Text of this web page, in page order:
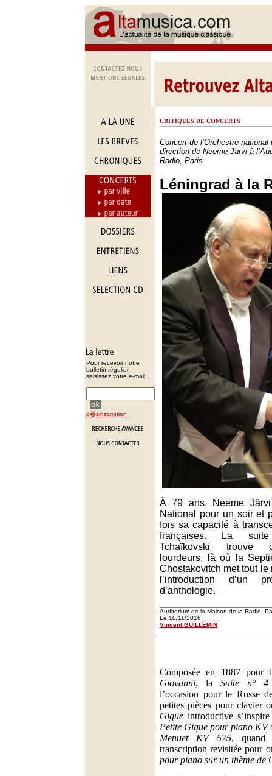
Pour recevoir notre
bulletin régulier,
saisissez votre e-mail :
d�sinscription
CRITIQUES DE CONCERTS
Concert de l’Orchestre
direction de Neeme Järvi à
Radio, Paris.
Léningrad à la
À 79 ans, Neeme
National pour un soir et
fois sa capacité à
françaises. La
Tchaïkovski trouve
lourdeurs, là où la
Chostakovitch met tout le
l’introduction d’un
d’anthologie.
Auditorium de la Maison de la Radio,
Le 10/11/2016
Vincent GUILLEMIN
Composée en 1887 pour
Giovanni, la Suite n° 4
l’occasion pour le Russe
petites pièces pour clavier
Gigue introductive
Petite Gigue pour piano KV
Menuet KV 575, quand
transcription revisitée pour
pour piano sur un thème de